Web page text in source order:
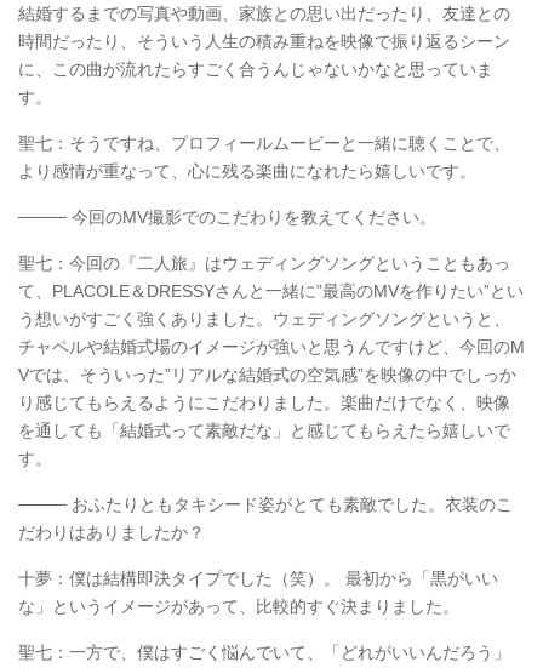
結婚するまでの写真や動画、家族との思い出だったり、友達との
時間だったり、そういう人生の積み重ねを映像で振り返るシーン
に、この曲が流れたらすごく合うんじゃないかなと思っていま
す。
聖七：そうですね、プロフィールムービーと一緒に聴くことで、
より感情が重なって、心に残る楽曲になれたら嬉しいです。
──── 今回のMV撮影でのこだわりを教えてください。
聖七：今回の『二人旅』はウェディングソングということもあっ
て、PLACOLE＆DRESSYさんと一緒に”最高のMVを作りたい”とい
う想いがすごく強くありました。ウェディングソングというと、
チャペルや結婚式場のイメージが強いと思うんですけど、今回のM
Vでは、そういった”リアルな結婚式の空気感”を映像の中でしっか
り感じてもらえるようにこだわりました。楽曲だけでなく、映像
を通しても「結婚式って素敵だな」と感じてもらえたら嬉しいで
す。
──── おふたりともタキシード姿がとても素敵でした。衣装のこ
だわりはありましたか？
十夢：僕は結構即決タイプでした（笑）。 最初から「黒がいい
な」というイメージがあって、比較的すぐ決まりました。
聖七：一方で、僕はすごく悩んでいて、「どれがいいんだろう」